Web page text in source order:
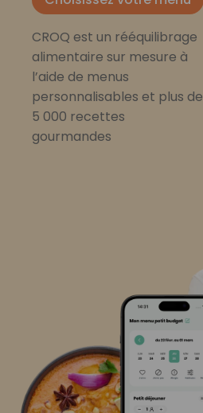
CROQ est un rééquilibrage
alimentaire sur mesure à
l’aide de menus
personnalisables et plus de
5 000 recettes
gourmandes